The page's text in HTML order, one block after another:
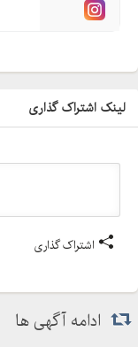
لینک اشتراک گذاری
اشتراک گذاری
ادامه آگهی ها